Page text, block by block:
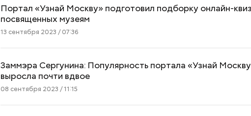
Портал «Узнай Москву» подготовил подборку онлайн-
посвященных музеям
13 сентября 2023 / 07:36
Заммэра Сергунина: Популярность портала «Узнай
выросла почти вдвое
08 сентября 2023 / 11:15